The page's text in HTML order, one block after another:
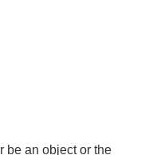
be an object or the